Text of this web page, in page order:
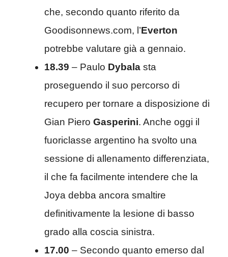
che, secondo quanto riferito da
Goodisonnews.com, l’Everton
potrebbe valutare già a gennaio.
18.39 – Paulo Dybala sta
proseguendo il suo percorso di
recupero per tornare a disposizione di
Gian Piero Gasperini. Anche oggi il
fuoriclasse argentino ha svolto una
sessione di allenamento differenziata,
il che fa facilmente intendere che la
Joya debba ancora smaltire
definitivamente la lesione di basso
grado alla coscia sinistra.
17.00 – Secondo quanto emerso dal